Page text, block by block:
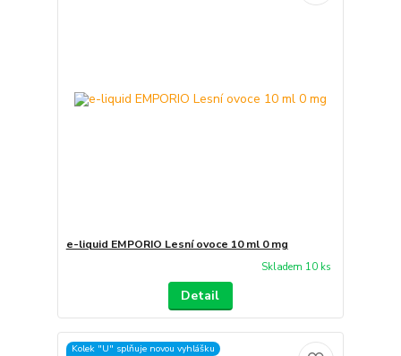
e-liquid EMPORIO Lesní ovoce 10 ml 0 mg
Skladem 10 ks
Detail
Kolek "U" splňuje novou vyhlášku